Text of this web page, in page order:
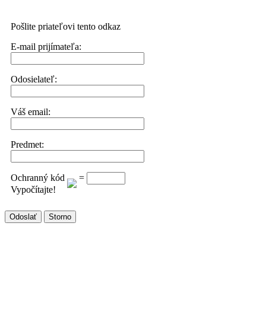
Pošlite priateľovi tento odkaz
E-mail prijímateľa:
Odosielateľ:
Váš email:
Predmet:
Ochranný kód
=
Vypočítajte!
Odoslať Storno